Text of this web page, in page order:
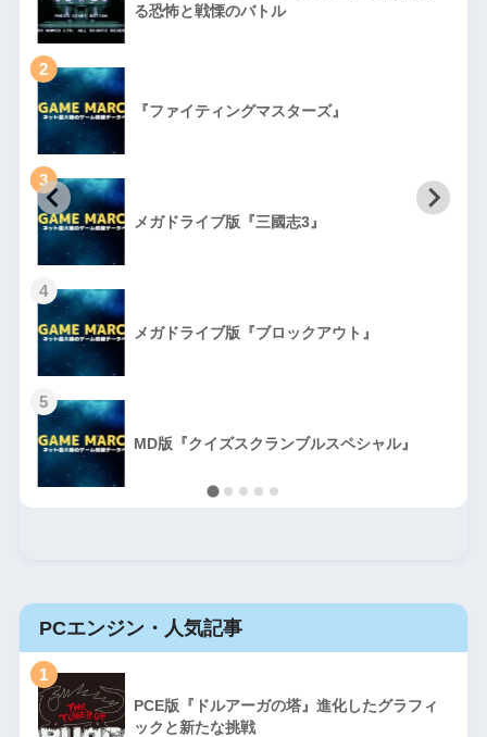
る恐怖と戦慄のバトル
2
『ファイティングマスターズ』
3
メガドライブ版『三國志3』
4
メガドライブ版『ブロックアウト』
5
MD版『クイズスクランブルスペシャル』
PCエンジン・人気記事
1
PCE版『ドルアーガの塔』進化したグラフィ
ックと新たな挑戦